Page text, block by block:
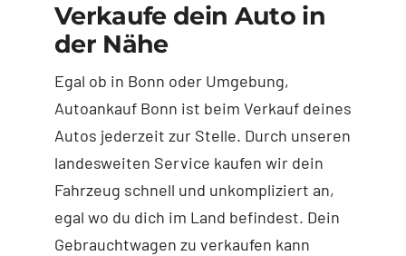
Verkaufe dein Auto in
der Nähe
Egal ob in Bonn oder Umgebung,
Autoankauf Bonn ist beim Verkauf deines
Autos jederzeit zur Stelle. Durch unseren
landesweiten Service kaufen wir dein
Fahrzeug schnell und unkompliziert an,
egal wo du dich im Land befindest. Dein
Gebrauchtwagen zu verkaufen kann